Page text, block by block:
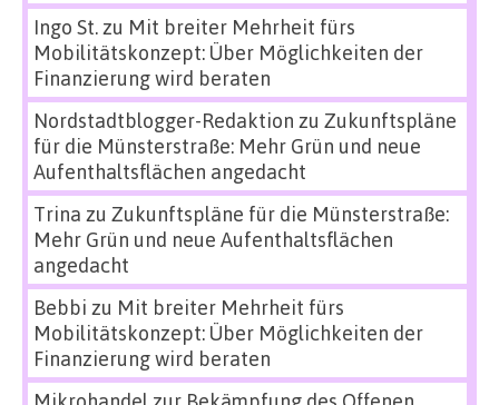
Ingo St.zu Mit breiter Mehrheit fürs
Mobilitätskonzept: Über Möglichkeiten der
Finanzierung wird beraten
Nordstadtblogger-Redaktion zu Zukunftspläne
für die Münsterstraße: Mehr Grün und neue
Aufenthaltsflächen angedacht
Trina zu Zukunftspläne für die Münsterstraße:
Mehr Grün und neue Aufenthaltsflächen
angedacht
Bebbi zu Mit breiter Mehrheit fürs
Mobilitätskonzept: Über Möglichkeiten der
Finanzierung wird beraten